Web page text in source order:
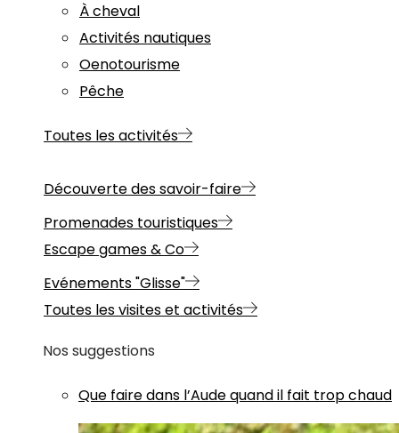
À cheval
Activités nautiques
Oenotourisme
Pêche
Toutes les activités
Découverte des savoir-faire
Promenades touristiques
Escape games & Co
Evénements "Glisse"
Toutes les visites et activités
Nos suggestions
Que faire dans l’Aude quand il fait trop chaud